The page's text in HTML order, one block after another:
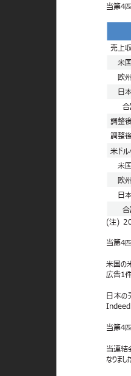
当第4
売上
米
欧
日
調整
調整
米ド
米
欧
日
(注)
当第4
米国の
広告1
日本の
Indeed
当第4
当連結
なりまし